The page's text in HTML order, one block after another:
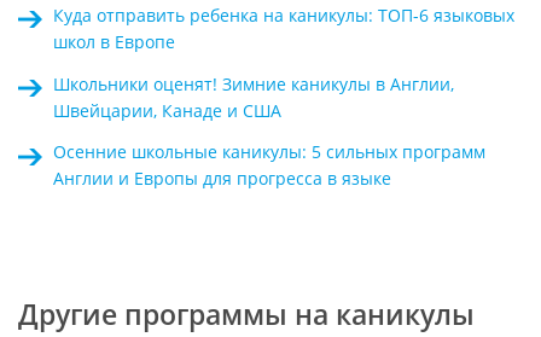
Куда отправить ребенка на каникулы: ТОП-6 языковых
школ в Европе
Школьники оценят! Зимние каникулы в Англии,
Швейцарии, Канаде и США
Осенние школьные каникулы: 5 сильных программ
Англии и Европы для прогресса в языке
Другие программы на каникулы